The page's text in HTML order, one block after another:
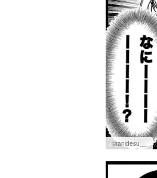
©tanidesu__